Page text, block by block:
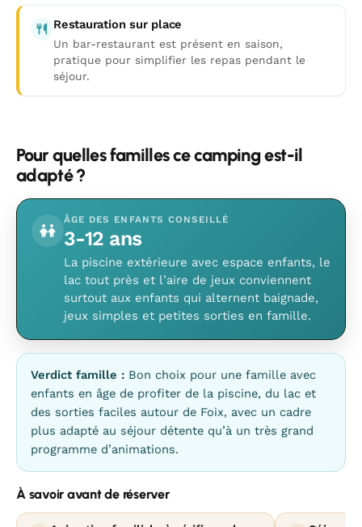
Restauration sur place
Un bar-restaurant est présent en saison,
pratique pour simplifier les repas pendant le
séjour.
Pour quelles familles ce camping est-il
adapté ?
ÂGE DES ENFANTS CONSEILLÉ
3-12 ans
La piscine extérieure avec espace enfants, le
lac tout près et l’aire de jeux conviennent
surtout aux enfants qui alternent baignade,
jeux simples et petites sorties en famille.
Verdict famille : Bon choix pour une famille avec
enfants en âge de profiter de la piscine, du lac et
des sorties faciles autour de Foix, avec un cadre
plus adapté au séjour détente qu’à un très grand
programme d’animations.
À savoir avant de réserver